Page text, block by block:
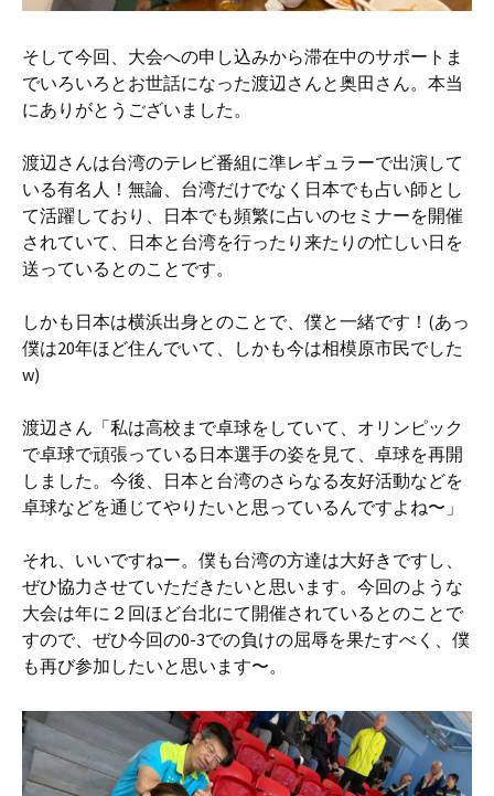
そして今回、大会への申し込みから滞在中のサポートま
でいろいろとお世話になった渡辺さんと奥田さん。本当
にありがとうございました。
渡辺さんは台湾のテレビ番組に準レギュラーで出演して
いる有名人！無論、台湾だけでなく日本でも占い師とし
て活躍しており、日本でも頻繁に占いのセミナーを開催
されていて、日本と台湾を行ったり来たりの忙しい日を
送っているとのことです。
しかも日本は横浜出身とのことで、僕と一緒です！(あっ
僕は20年ほど住んでいて、しかも今は相模原市民でした
w)
渡辺さん「私は高校まで卓球をしていて、オリンピック
で卓球で頑張っている日本選手の姿を見て、卓球を再開
しました。今後、日本と台湾のさらなる友好活動などを
卓球などを通じてやりたいと思っているんですよね〜」
それ、いいですねー。僕も台湾の方達は大好きですし、
ぜひ協力させていただきたいと思います。今回のような
大会は年に２回ほど台北にて開催されているとのことで
すので、ぜひ今回の0-3での負けの屈辱を果たすべく、僕
も再び参加したいと思います〜。